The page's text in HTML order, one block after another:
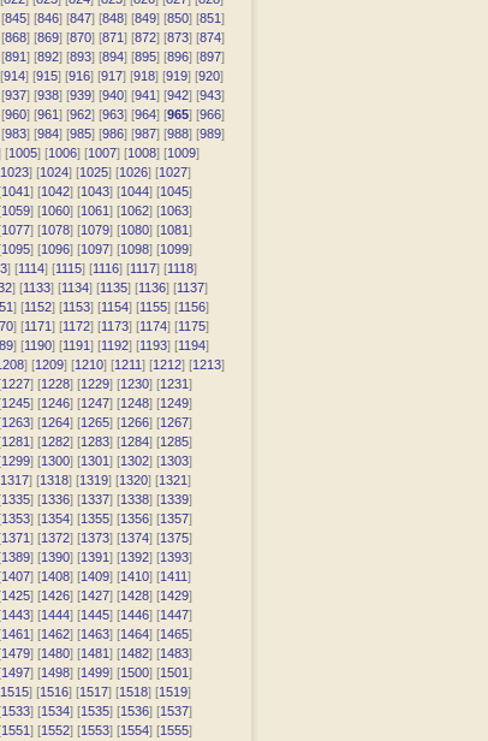
845] [846] [847] [848] [849] [850] [851]
868] [869] [870] [871] [872] [873] [874]
891] [892] [893] [894] [895] [896] [897]
914] [915] [916] [917] [918] [919] [920]
937] [938] [939] [940] [941] [942] [943]
960] [961] [962] [963] [964] [965] [966]
983] [984] [985] [986] [987] [988] [989]
[1005] [1006] [1007] [1008] [1009]
1023] [1024] [1025] [1026] [1027]
1041] [1042] [1043] [1044] [1045]
1059] [1060] [1061] [1062] [1063]
1077] [1078] [1079] [1080] [1081]
1095] [1096] [1097] [1098] [1099]
] [1114] [1115] [1116] [1117] [1118]
] [1133] [1134] [1135] [1136] [1137]
] [1152] [1153] [1154] [1155] [1156]
] [1171] [1172] [1173] [1174] [1175]
] [1190] [1191] [1192] [1193] [1194]
] [1209] [1210] [1211] [1212] [1213]
1227] [1228] [1229] [1230] [1231]
1245] [1246] [1247] [1248] [1249]
1263] [1264] [1265] [1266] [1267]
1281] [1282] [1283] [1284] [1285]
1299] [1300] [1301] [1302] [1303]
1317] [1318] [1319] [1320] [1321]
1335] [1336] [1337] [1338] [1339]
1353] [1354] [1355] [1356] [1357]
1371] [1372] [1373] [1374] [1375]
1389] [1390] [1391] [1392] [1393]
1407] [1408] [1409] [1410] [1411]
1425] [1426] [1427] [1428] [1429]
1443] [1444] [1445] [1446] [1447]
1461] [1462] [1463] [1464] [1465]
1479] [1480] [1481] [1482] [1483]
1497] [1498] [1499] [1500] [1501]
1515] [1516] [1517] [1518] [1519]
1533] [1534] [1535] [1536] [1537]
1551] [1552] [1553] [1554] [1555]